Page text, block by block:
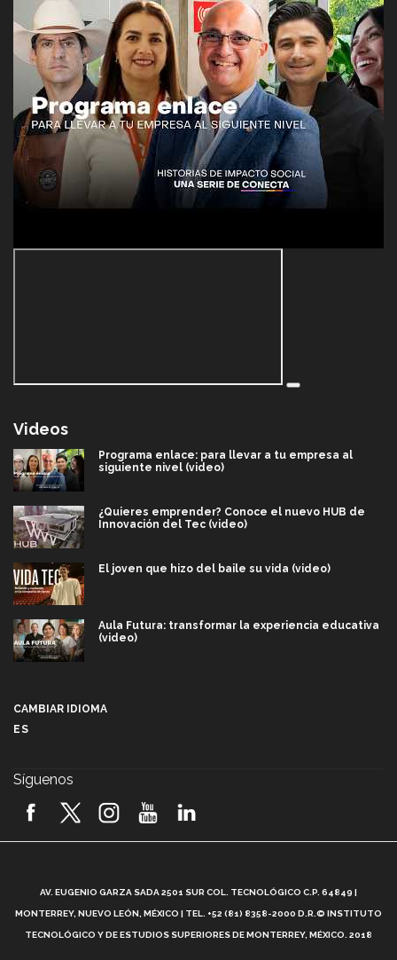
Videos
Programa enlace: para llevar a tu empresa al
siguiente nivel (video)
¿Quieres emprender? Conoce el nuevo HUB de
Innovación del Tec (video)
El joven que hizo del baile su vida (video)
Aula Futura: transformar la experiencia educativa
(video)
2026! (video)
¿Cómo es el Modelo Educativo Tec? (video)
CAMBIAR IDIOMA
ES
Síguenos
AV. EUGENIO GARZA SADA 2501 SUR COL. TECNOLÓGICO C.P. 64849 |
MONTERREY, NUEVO LEÓN, MÉXICO | TEL. +52 (81) 8358-2000 D.R.© INSTITUTO
TECNOLÓGICO Y DE ESTUDIOS SUPERIORES DE MONTERREY, MÉXICO. 2018